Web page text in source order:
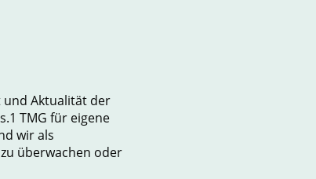
und Aktualität der
TMG für eigene
wir als
überwachen oder